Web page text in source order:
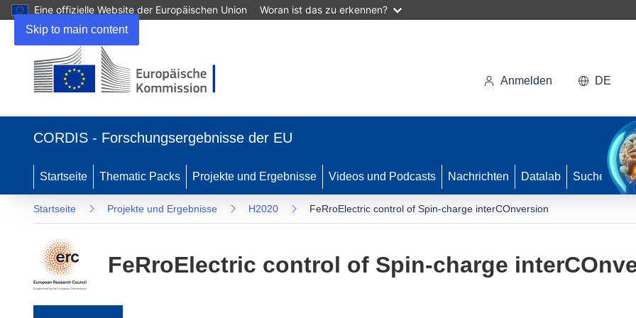
Skip to main content
Eine offizielle Website der Europäischen Union Woran ist das zu erkennen?
Anmelden DE
CORDIS - Forschungsergebnisse der EU
Startseite Thematic Packs Projekte und Ergebnisse Videos und Podcasts Nachrichten Datalab Suche
Startseite Projekte und Ergebnisse H2020 FeRroElectric control of Spin-charge interCOnversion
FeRroElectric control of Spin-charge